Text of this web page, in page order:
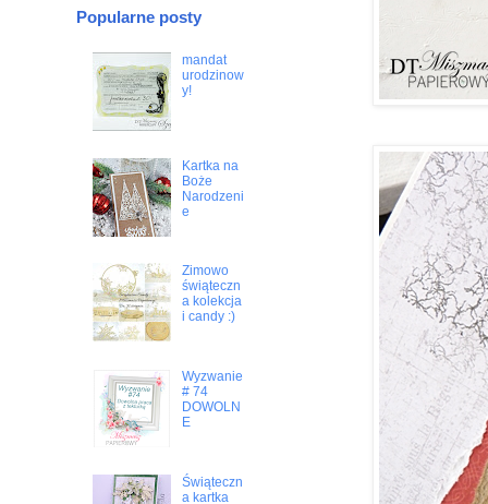
Popularne posty
mandat
urodzinow
y!
Kartka na
Boże
Narodzeni
e
Zimowo
świąteczn
a kolekcja
i candy :)
Wyzwanie
# 74
DOWOLN
E
Świąteczn
a kartka